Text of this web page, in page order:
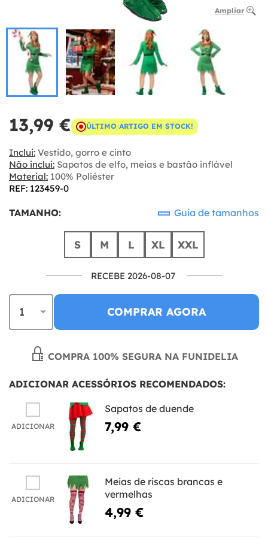
Ampliar
13,99 € ÚLTIMO ARTIGO EM STOCK!
Inclui: Vestido, gorro e cinto
Não inclui: Sapatos de elfo, meias e bastão inflável
Material: 100% Poliéster
REF: 123459-0
TAMANHO: Guia de tamanhos
S M L XL XXL
RECEBE 2026-08-07
COMPRAR AGORA
COMPRA 100% SEGURA NA FUNIDELIA
ADICIONAR ACESSÓRIOS RECOMENDADOS:
ADICIONAR
Sapatos de duende
7,99 €
ADICIONAR
Meias de riscas brancas e
vermelhas
4,99 €